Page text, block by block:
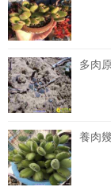
多肉
養肉